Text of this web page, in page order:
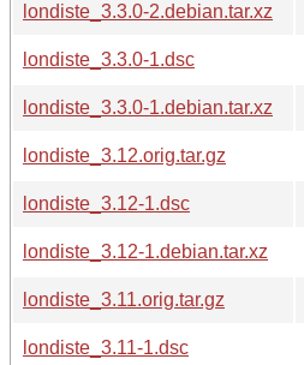
londiste_3.3.0-2.debian.tar.xz
londiste_3.3.0-1.dsc
londiste_3.3.0-1.debian.tar.xz
londiste_3.12.orig.tar.gz
londiste_3.12-1.dsc
londiste_3.12-1.debian.tar.xz
londiste_3.11.orig.tar.gz
londiste_3.11-1.dsc